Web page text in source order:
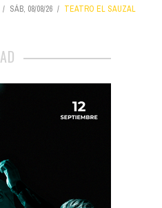
SÁB, 08/08/26 TEATRO EL SAUZAL
AD